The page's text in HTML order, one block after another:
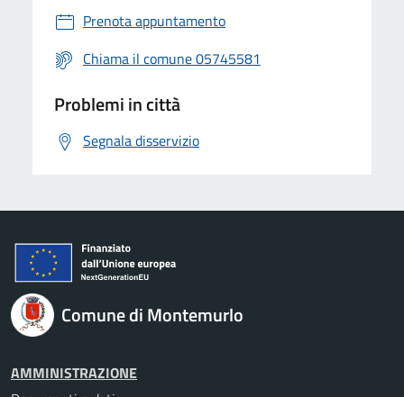
Prenota appuntamento
Chiama il comune 05745581
Problemi in città
Segnala disservizio
Comune di Montemurlo
AMMINISTRAZIONE